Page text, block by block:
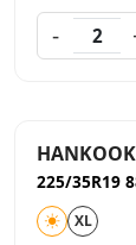
- 2
225/35R19
XL